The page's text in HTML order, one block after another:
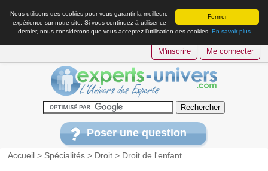
Fermer
Nous utilisons des cookies pour vous garantir la meilleure
expérience sur notre site. Si vous continuez à utiliser ce
dernier, nous considérons que vous acceptez l’utilisation des cookies. En savoir plus
M'inscrire Me connecter
Poser une question
Accueil > Spécialités > Droit > Droit de l'enfant